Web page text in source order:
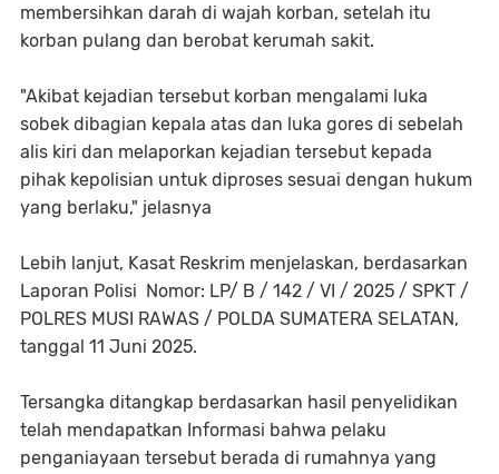
membersihkan darah di wajah korban, setelah itu
korban pulang dan berobat kerumah sakit.
"Akibat kejadian tersebut korban mengalami luka
sobek dibagian kepala atas dan luka gores di sebelah
alis kiri dan melaporkan kejadian tersebut kepada
pihak kepolisian untuk diproses sesuai dengan hukum
yang berlaku," jelasnya
Lebih lanjut, Kasat Reskrim menjelaskan, berdasarkan
Laporan Polisi Nomor: LP/ B / 142 / VI / 2025 / SPKT /
POLRES MUSI RAWAS / POLDA SUMATERA SELATAN,
tanggal 11 Juni 2025.
Tersangka ditangkap berdasarkan hasil penyelidikan
telah mendapatkan Informasi bahwa pelaku
penganiayaan tersebut berada di rumahnya yang